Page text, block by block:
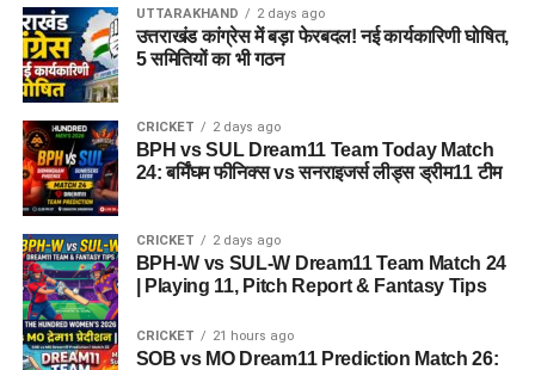
UTTARAKHAND 2 days ago
उत्तराखंड कांग्रेस में बड़ा फेरबदल! नई कार्यकारिणी घोषित,
5 समितियों का भी गठन
CRICKET 2 days ago
BPH vs SUL Dream11 Team Today Match
24: बर्मिंघम फीनिक्स vs सनराइजर्स लीड्स ड्रीम11 टीम
CRICKET 2 days ago
BPH-W vs SUL-W Dream11 Team Match 24
| Playing 11, Pitch Report & Fantasy Tips
CRICKET 21 hours ago
SOB vs MO Dream11 Prediction Match 26: